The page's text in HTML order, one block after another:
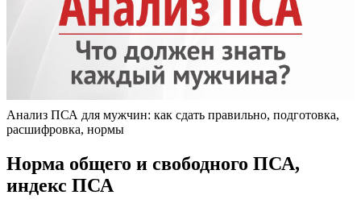
Анализ ПСА для мужчин: как сдать правильно, подготовка,
расшифровка, нормы
Норма общего и свободного ПСА,
индекс ПСА